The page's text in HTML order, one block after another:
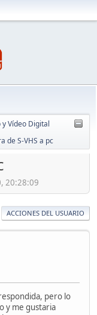
Vídeo Digital
de S-VHS a pc
20:28:09
ACCIONES DEL USUARIO
pero lo
y me gustaria